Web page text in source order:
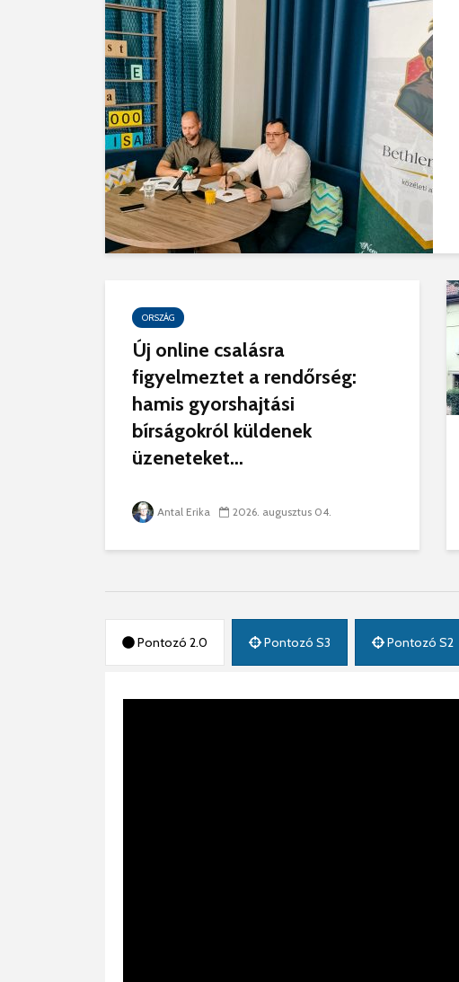
ORSZÁG
Új online csalásra
figyelmeztet a rendőrség:
hamis gyorshajtási
bírságokról küldenek
üzeneteket...
Antal Erika 2026. augusztus 04.
Pontozó 2.0 Pontozó S3 Pontozó S2